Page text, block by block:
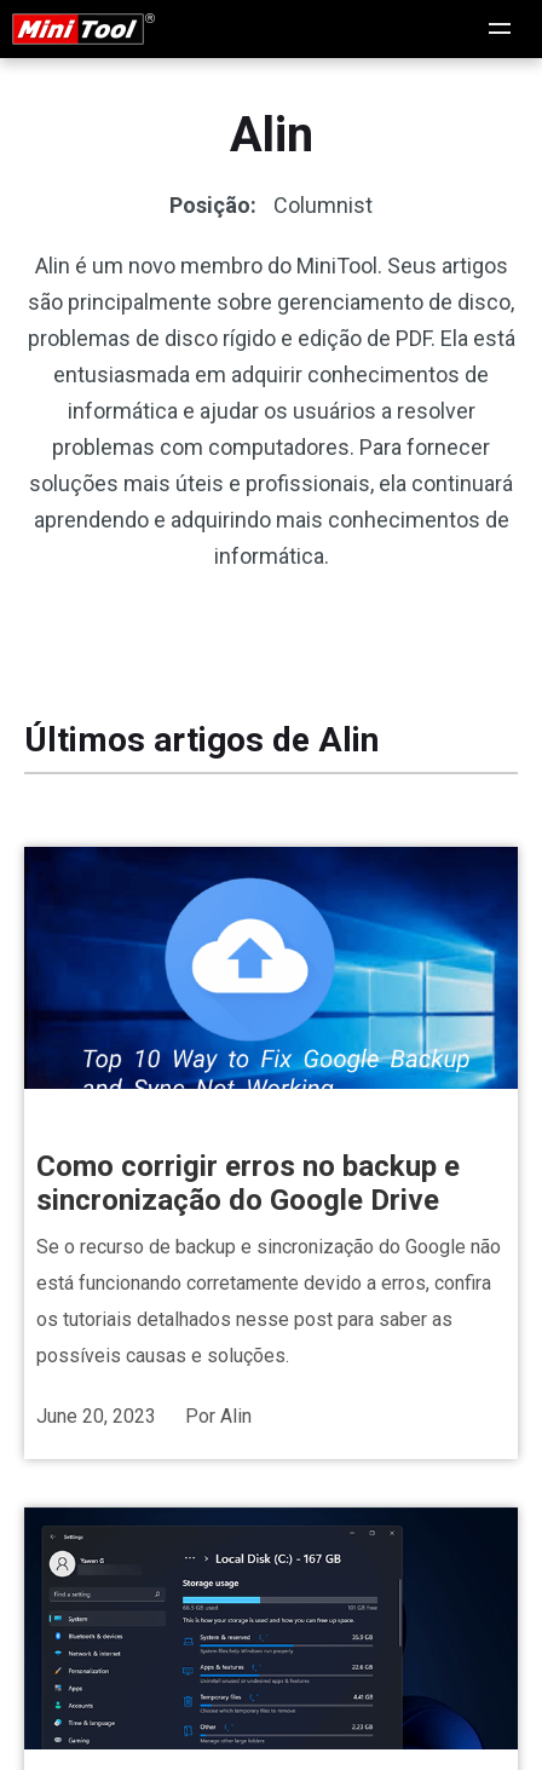
Alin
Posição: Columnist
Alin é um novo membro do MiniTool. Seus artigos
são principalmente sobre gerenciamento de disco,
problemas de disco rígido e edição de PDF. Ela está
entusiasmada em adquirir conhecimentos de
informática e ajudar os usuários a resolver
problemas com computadores. Para fornecer
soluções mais úteis e profissionais, ela continuará
aprendendo e adquirindo mais conhecimentos de
informática.
Últimos artigos de Alin
Como corrigir erros no backup e
sincronização do Google Drive
Se o recurso de backup e sincronização do Google não
está funcionando corretamente devido a erros, confira
os tutoriais detalhados nesse post para saber as
possíveis causas e soluções.
June 20, 2023 Por Alin